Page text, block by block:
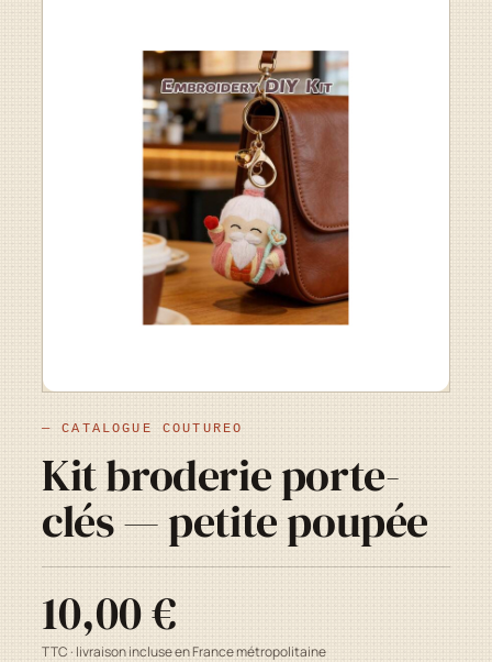
— CATALOGUE COUTUREO
Kit broderie porte-
clés — petite poupée
10,00 €
TTC · livraison incluse en France métropolitaine